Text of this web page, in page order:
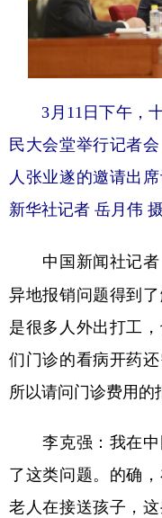
3月11日下午，十
民大会堂举行记者
人张业遂的邀请出
新华社记者 岳月伟
中国新闻社记
异地报销问题得到
是很多人外出打工
们门诊的看病开药
所以请问门诊费用的
李克强：我在中
了这类问题。的确
老人在接送孩子，